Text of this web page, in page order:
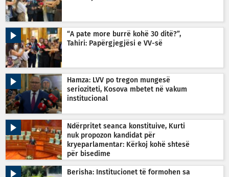
“A pate more burrë kohë 30 ditë?”,
Tahiri: Papërgjegjësi e VV-së
Hamza: LVV po tregon mungesë
serioziteti, Kosova mbetet në vakum
institucional
Ndërpritet seanca konstituive, Kurti
nuk propozon kandidat për
kryeparlamentar: Kërkoj kohë shtesë
për bisedime
Berisha: Institucionet të formohen sa